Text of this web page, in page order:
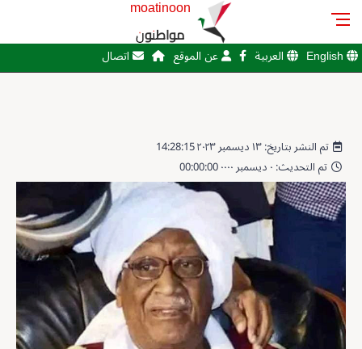
moatinoon
مواطنون
English العربية عن الموقع اتصال
تم النشر بتاريخ: ١٣ ديسمبر ٢٠٢٣ 14:28:15
تم التحديث: ٠ ديسمبر ٠٠٠٠ 00:00:00